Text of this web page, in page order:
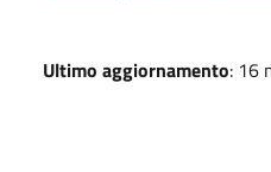
Ultimo aggiornamento: 16